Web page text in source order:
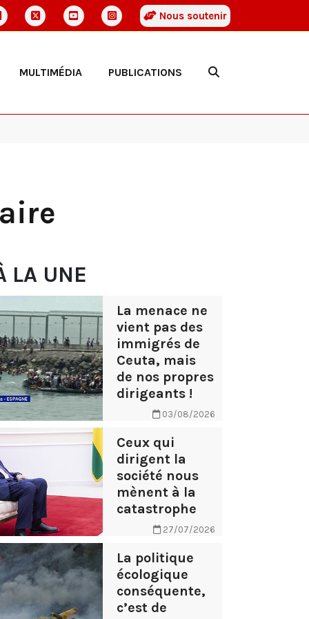
Nous soutenir
MULTIMÉDIA PUBLICATIONS
LA UNE
La menace ne
vient pas des
immigrés de
Ceuta, mais
de nos propres
dirigeants !
03/08/2026
Ceux qui
dirigent la
société nous
mènent à la
catastrophe
27/07/2026
La politique
écologique
conséquente,
c’est de